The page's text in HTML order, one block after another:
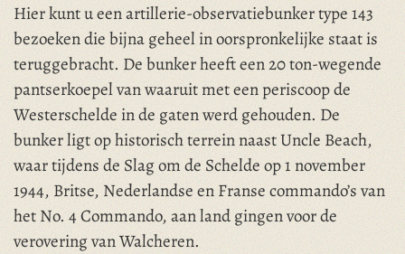
Hier kunt u een artillerie-observatiebunker type 143
bezoeken die bijna geheel in oorspronkelijke staat is
teruggebracht. De bunker heeft een 20 ton-wegende
pantserkoepel van waaruit met een periscoop de
Westerschelde in de gaten werd gehouden. De
bunker ligt op historisch terrein naast Uncle Beach,
waar tijdens de Slag om de Schelde op 1 november
1944, Britse, Nederlandse en Franse commando’s van
het No. 4 Commando, aan land gingen voor de
verovering van Walcheren.